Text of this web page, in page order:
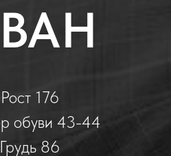
Рост 176
обуви 43-44
Грудь 86